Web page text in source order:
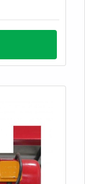
do
que a
de
e a
sensores e
e